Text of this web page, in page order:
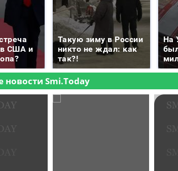
США и
Такую зиму в России
никто не ждал: как
так?!
На